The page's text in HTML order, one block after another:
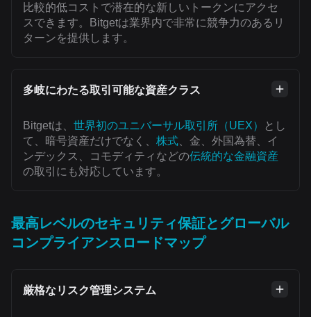
比較的低コストで潜在的な新しいトークンにアクセ
スできます。Bitgetは業界内で非常に競争力のあるリ
ターンを提供します。
多岐にわたる取引可能な資産クラス
Bitgetは、 世界初のユニバーサル取引所（UEX）
とし
て、暗号資産だけでなく、 株式 、金、外国為替、イ
ンデックス、コモディティなどの伝統的な金融資産
の取引にも対応しています。
最高レベルのセキュリティ保証とグローバル
コンプライアンスロードマップ
厳格なリスク管理システム